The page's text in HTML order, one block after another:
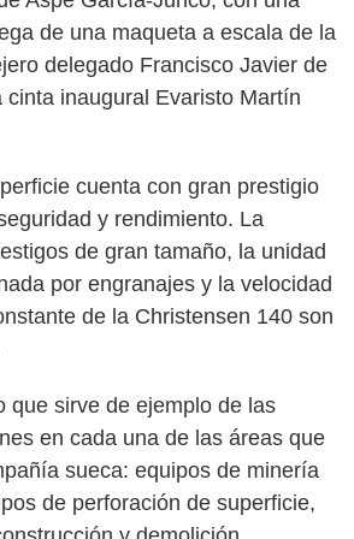
de una maqueta a escala de la
delegado Francisco Javier de
cinta inaugural Evaristo Martín
cuenta con gran prestigio
y rendimiento. La
de gran tamaño, la unidad
por engranajes y la velocidad
de la Christensen 140 son
que sirve de ejemplo de las
en cada una de las áreas que
sueca: equipos de minería
de perforación de superficie,